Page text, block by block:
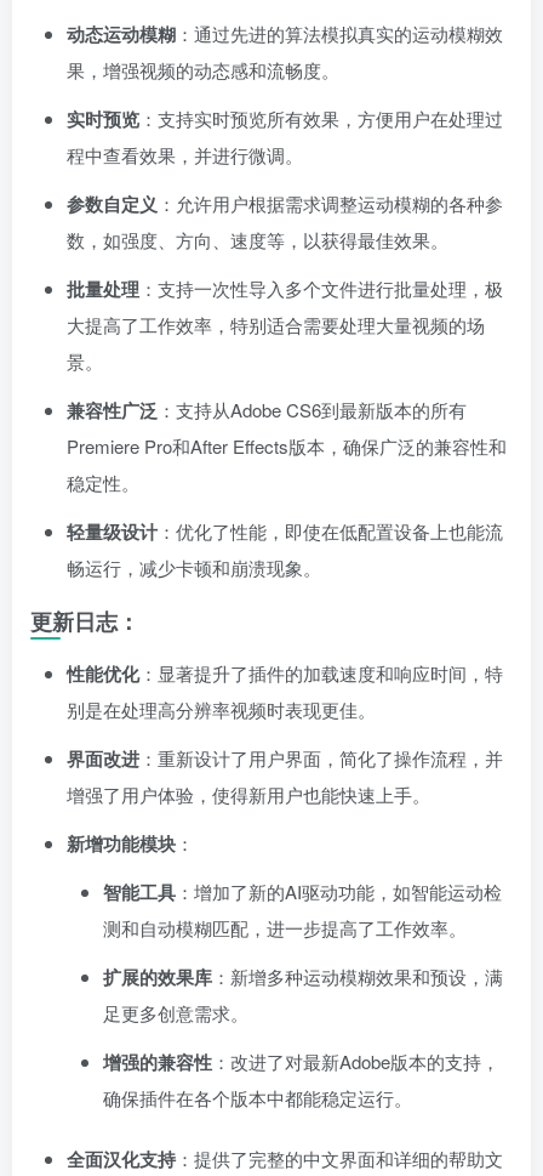
动态运动模糊 ：通过先进的算法模拟真实的运动模糊效
果，增强视频的动态感和流畅度。
实时预览 ：支持实时预览所有效果，方便用户在处理过
程中查看效果，并进行微调。
参数自定义 ：允许用户根据需求调整运动模糊的各种参
数，如强度、方向、速度等，以获得最佳效果。
批量处理 ：支持一次性导入多个文件进行批量处理，极
大提高了工作效率，特别适合需要处理大量视频的场
景。
兼容性广泛 ：支持从Adobe CS6到最新版本的所有
Premiere Pro和After Effects版本，确保广泛的兼容性和
稳定性。
轻量级设计：优化了性能，即使在低配置设备上也能流
畅运行，减少卡顿和崩溃现象。
更新日志：
性能优化：显著提升了插件的加载速度和响应时间，特
别是在处理高分辨率视频时表现更佳。
界面改进 ：重新设计了用户界面，简化了操作流程，并
增强了用户体验，使得新用户也能快速上手。
新增功能模块 ：
智能工具 ：增加了新的AI驱动功能，如智能运动检
测和自动模糊匹配，进一步提高了工作效率。
扩展的效果库 ：新增多种运动模糊效果和预设，满
足更多创意需求。
增强的兼容性 ：改进了对最新Adobe版本的支持，
确保插件在各个版本中都能稳定运行。
全面汉化支持：提供了完整的中文界面和详细的帮助文